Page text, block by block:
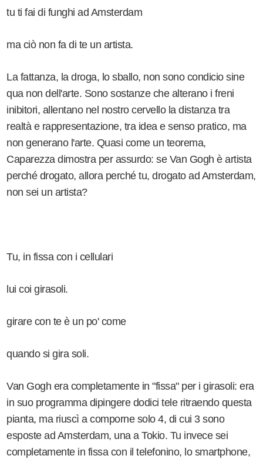
tu ti fai di funghi ad Amsterdam
ma ciò non fa di te un artista.
La fattanza, la droga, lo sballo, non sono condicio sine
qua non dell'arte. Sono sostanze che alterano i freni
inibitori, allentano nel nostro cervello la distanza tra
realtà e rappresentazione, tra idea e senso pratico, ma
non generano l'arte. Quasi come un teorema,
Caparezza dimostra per assurdo: se Van Gogh è artista
perché drogato, allora perché tu, drogato ad Amsterdam,
non sei un artista?
Tu, in fissa con i cellulari
lui coi girasoli.
girare con te è un po' come
quando si gira soli.
Van Gogh era completamente in "fissa" per i girasoli: era
in suo programma dipingere dodici tele ritraendo questa
pianta, ma riuscì a comporne solo 4, di cui 3 sono
esposte ad Amsterdam, una a Tokio. Tu invece sei
completamente in fissa con il telefonino, lo smartphone,